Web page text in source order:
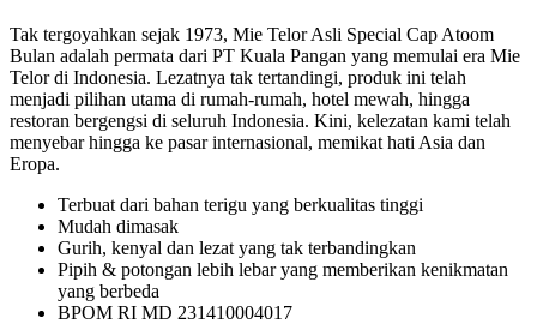
Tak tergoyahkan sejak 1973, Mie Telor Asli Special Cap Atoom
Bulan adalah permata dari PT Kuala Pangan yang memulai era Mie
Telor di Indonesia. Lezatnya tak tertandingi, produk ini telah
menjadi pilihan utama di rumah-rumah, hotel mewah, hingga
restoran bergengsi di seluruh Indonesia. Kini, kelezatan kami telah
menyebar hingga ke pasar internasional, memikat hati Asia dan
Eropa.
Terbuat dari bahan terigu yang berkualitas tinggi
Mudah dimasak
Gurih, kenyal dan lezat yang tak terbandingkan
Pipih & potongan lebih lebar yang memberikan kenikmatan
yang berbeda
BPOM RI MD 231410004017